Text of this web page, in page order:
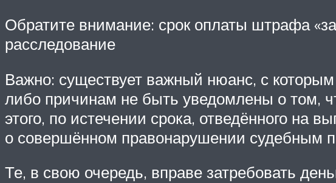
Обратите внимание: срок оплаты штрафа
расследование
Важно: существует важный нюанс, с
либо причинам не быть уведомлены о том,
этого, по истечении срока, отведённого на
о совершённом правонарушении судебным
Те, в свою очередь, вправе затребовать